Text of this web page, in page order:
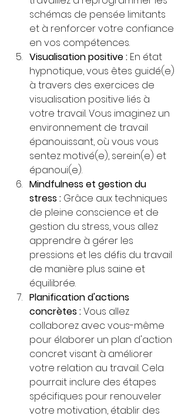
schémas de pensée limitants
et à renforcer votre confiance
en vos compétences.
Visualisation positive : En état
hypnotique, vous êtes guidé(e)
à travers des exercices de
visualisation positive liés à
votre travail. Vous imaginez un
environnement de travail
épanouissant, où vous vous
sentez motivé(e), serein(e) et
épanoui(e).
Mindfulness et gestion du
stress : Grâce aux techniques
de pleine conscience et de
gestion du stress, vous allez
apprendre à gérer les
pressions et les défis du travail
de manière plus saine et
équilibrée.
Planification d'actions
concrètes : Vous allez
collaborez avec vous-même
pour élaborer un plan d'action
concret visant à améliorer
votre relation au travail. Cela
pourrait inclure des étapes
spécifiques pour renouveler
votre motivation, établir des